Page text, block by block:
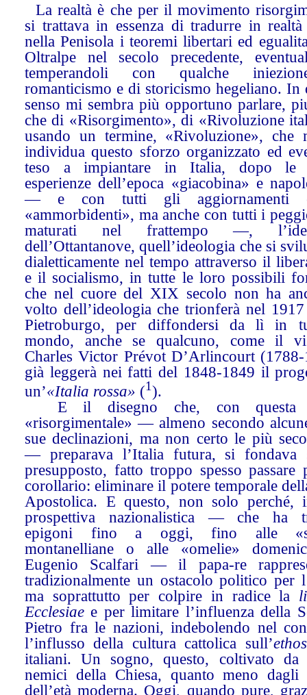
La realtà è che per il movimento
si trattava in essenza di tradurre in realtà
nella Penisola i teoremi libertari ed
Oltralpe nel secolo precedente,
temperandoli con qualche
romanticismo e di storicismo hegeliano. In
senso mi sembra più opportuno parlare,
che di «Risorgimento», di «Rivoluzione
usando un termine, «Rivoluzione», che
individua questo sforzo organizzato ed
teso a impiantare in Italia, dopo le
esperienze dell’epoca «giacobina» e
— e con tutti gli aggiornamenti
«ammorbidenti», ma anche con tutti i
maturati nel frattempo —,
dell’Ottantanove, quell’ideologia che si
dialetticamente nel tempo attraverso il
e il socialismo, in tutte le loro possibili
che nel cuore del XIX secolo non ha
volto dell’ideologia che trionferà nel 1917
Pietroburgo, per diffondersi da lì in
mondo, anche se qualcuno, come il
Charles Victor Prévot D’Arlincourt
già leggerà nei fatti del 1848-1849 il
un’«Italia rossa» (1).
E il disegno che, con questa
«risorgimentale» — almeno secondo
sue declinazioni, ma non certo le più
— preparava l’Italia futura, si fondava
presupposto, fatto troppo spesso passare
corollario: eliminare il potere temporale
Apostolica. E questo, non solo perché,
prospettiva nazionalistica — che ha
epigoni fino a oggi, fino alle
montanelliane o alle «omelie»
Eugenio Scalfari — il papa-re
tradizionalmente un ostacolo politico per
ma soprattutto per colpire in radice la
Ecclesiae e per limitare l’influenza della
Pietro fra le nazioni, indebolendo nel
l’influsso della cultura cattolica sull’
italiani. Un sogno, questo, coltivato
nemici della Chiesa, quanto meno dagli
dell’età moderna. Oggi, quando pure,